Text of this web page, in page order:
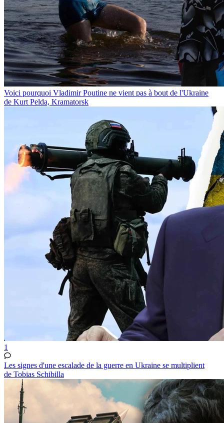
Voici pourquoi Vladimir Poutine ne vient pas à bout de l'Ukraine
de Kurt Pelda, Kramatorsk
1
Les signes d'une escalade de la guerre en Ukraine se multiplient
de Tobias Schibilla